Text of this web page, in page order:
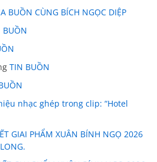
BUỒN CÙNG BÍCH NGỌC DIỆP
BUỒN
TIN BUỒN
nhạc ghép trong clip: “Hotel
GIAI PHẨM XUÂN BÍNH NGỌ 2026